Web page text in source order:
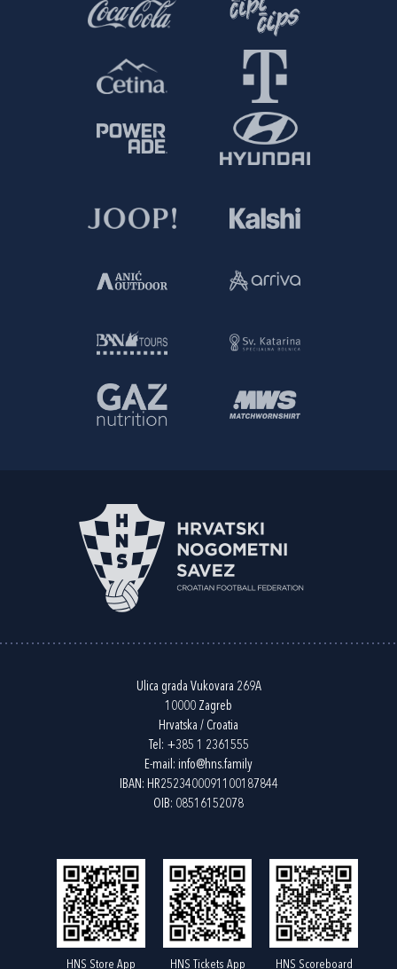
Ulica grada Vukovara 269A
10000 Zagreb
Hrvatska / Croatia
Tel: +385 1 2361555
E-mail: info@hns.family
IBAN: HR2523400091100187844
OIB: 08516152078
HNS Store App HNS Tickets App HNS Scoreboard